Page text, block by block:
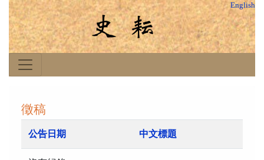
English
徵稿
公告日期 中文標題